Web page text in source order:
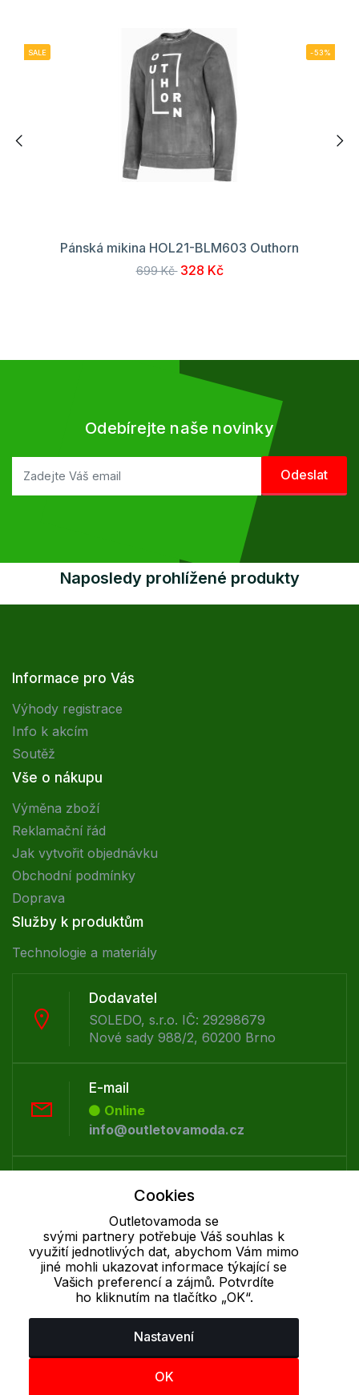
SALE -53%
Pánská mikina HOL21-BLM603 Outhorn
699 Kč 328 Kč
Odebírejte naše novinky
Naposledy prohlížené produkty
Informace pro Vás
Výhody registrace
Info k akcím
Soutěž
Vše o nákupu
Výměna zboží
Reklamační řád
Jak vytvořit objednávku
Obchodní podmínky
Doprava
Služby k produktům
Technologie a materiály
Dodavatel
SOLEDO, s.r.o. IČ: 29298679
Nové sady 988/2, 60200 Brno
E-mail
Online
info@outletovamoda.cz
Offline
+420 530 334 926
Cookie - podrobné nastavení|Další informace|Ochrana osobních
Cookies
Outletovamoda se
svými partnery potřebuje Váš souhlas k
využití jednotlivých dat, abychom Vám mimo
jiné mohli ukazovat informace týkající se
Vašich preferencí a zájmů. Potvrdíte
ho kliknutím na tlačítko „OK“.
Nastavení
OK